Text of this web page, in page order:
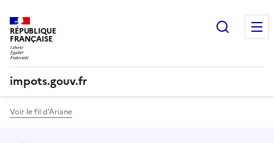
RÉPUBLIQUE
FRANÇAISE
impots.gouv.fr
Voir le fil d'Ariane